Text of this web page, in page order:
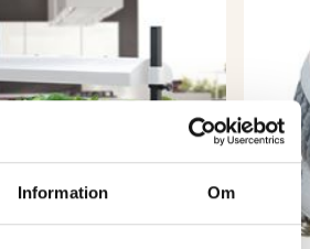
Information Om
Sirius
för hela odlingsprocessen
växthus och inomhus
teknik
belysning
ljuscykler